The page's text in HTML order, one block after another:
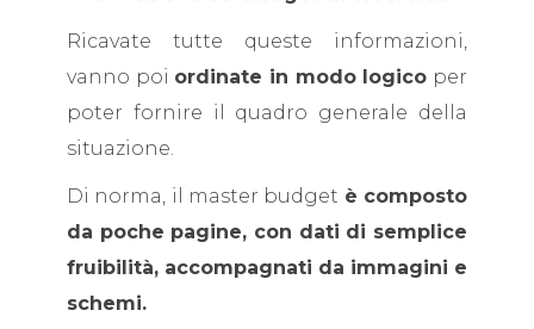
Ricavate tutte queste informazioni,
vanno poi ordinate in modo logico per
poter fornire il quadro generale della
situazione.
Di norma, il master budget è composto
da poche pagine, con dati di semplice
fruibilità, accompagnati da immagini e
schemi.